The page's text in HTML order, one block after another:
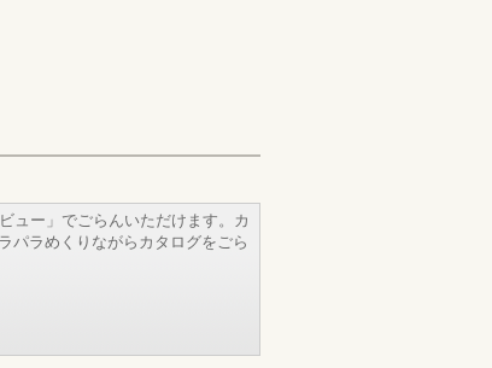
ュー」でごらんいただけます。カ
パラめくりながらカタログをごら